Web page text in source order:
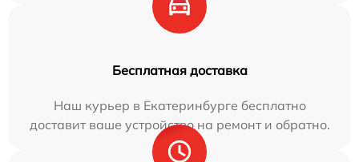
Бесплатная доставка
Наш курьер в Екатеринбурге бесплатно
доставит ваше устройство на ремонт и обратно.